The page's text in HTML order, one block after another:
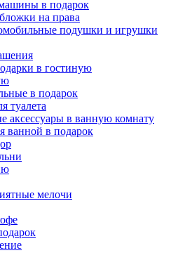
в подарок
на права
подушки и игрушки
в гостиную
в подарок
туалета
аксессуары в ванную комнату
ванной в подарок
мелочи